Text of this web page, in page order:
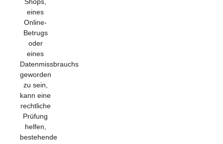
eines
Online-
Betrugs
oder
eines
Datenmissbrauchs
geworden
zu sein,
kann eine
rechtliche
Prüfung
helfen,
bestehende